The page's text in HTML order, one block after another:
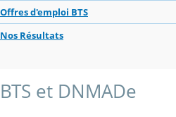
Offres d'emploi BTS
Nos Résultats
BTS et DNMADe